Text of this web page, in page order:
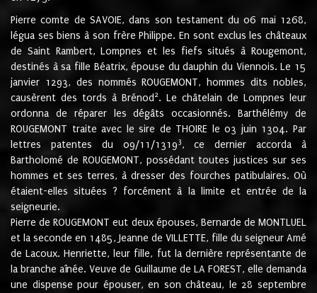
Pierre comte de SAVOIE, dans son testament du 06 mai 1268,
légua ses biens à son frère Philippe. En sont exclus les châteaux
de Saint Rambert, Lompnes et les fiefs situés à Rougemont,
destinés à sa fille Béatrix, épouse du dauphin du Viennois. Le 15
janvier 1293, des nommés ROUGEMONT, hommes dits nobles,
causèrent des tords à Brénod 2. Le châtelain de Lompnes leur
ordonna de réparer les dégâts occasionnés. Barthélémy de
ROUGEMONT traite avec le sire de THOIRE le 03 juin 1304. Par
lettres patentes du 09/11/13193, ce dernier accorda à
Bartholomé de ROUGEMONT, possédant toutes justices sur ses
hommes et ses terres, à dresser des fourches patibulaires. Où
étaient-elles situées ? forcément à la limite et entrée de la
seigneurie.
Pierre de ROUGEMONT eut deux épouses, Bernarde de MONTLUEL
et la seconde en 1485, Jeanne de VILLETTE, fille du seigneur Amé
de Lacoux. Henriette, leur fille, fut la dernière représentante de
la branche aînée. Veuve de Guillaume de LA FOREST, elle demanda
une dispense pour épouser, en son château, le 28 septembre